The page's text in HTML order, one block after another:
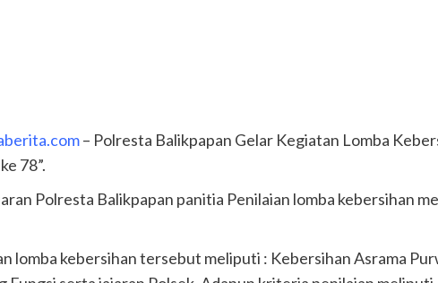
– Polresta Balikpapan Gelar Kegiatan Lomba
78”.
Polresta Balikpapan panitia Penilaian lomba kebersihan
lomba kebersihan tersebut meliputi : Kebersihan Asrama